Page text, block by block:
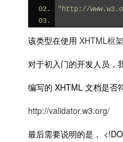
"http://
该类型在使用 XHTML框架
对于初入门的开发人员，
编写的 XHTML 文档是否
http://validator.w3.org/
最后需要说明的是，